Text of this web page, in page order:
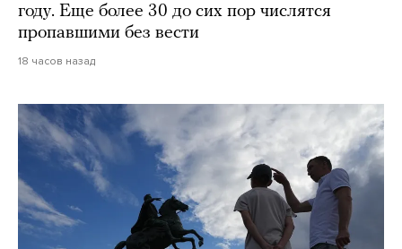
году. Еще более 30 до сих пор числятся
пропавшими без вести
18 часов назад